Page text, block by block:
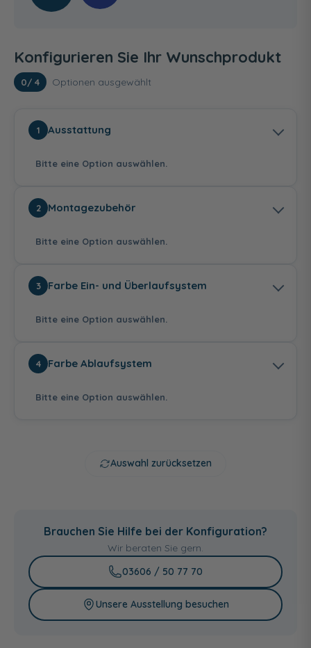
Konfigurieren Sie Ihr Wunschprodukt
0/ 4 Optionen ausgewählt
1 Ausstattung
Bitte eine Option auswählen.
ohne Befüllung
mit RIHOFall
2 Montagezubehör
Bitte eine Option auswählen.
ohne
Badewannenfüßen
3 Farbe Ein- und Überlaufsystem
Bitte eine Option auswählen.
26,99 €
26,99 €
Abdeckung
RIHOFall Chrom
RIHOFall Weiß
4 Farbe Ablaufsystem
Bitte eine Option auswählen.
26,99 €
26,99 €
Auswahl zurücksetzen
Brauchen Sie Hilfe bei der Konfiguration?
Wir beraten Sie gern.
03606 / 50 77 70
Unsere Ausstellung besuchen